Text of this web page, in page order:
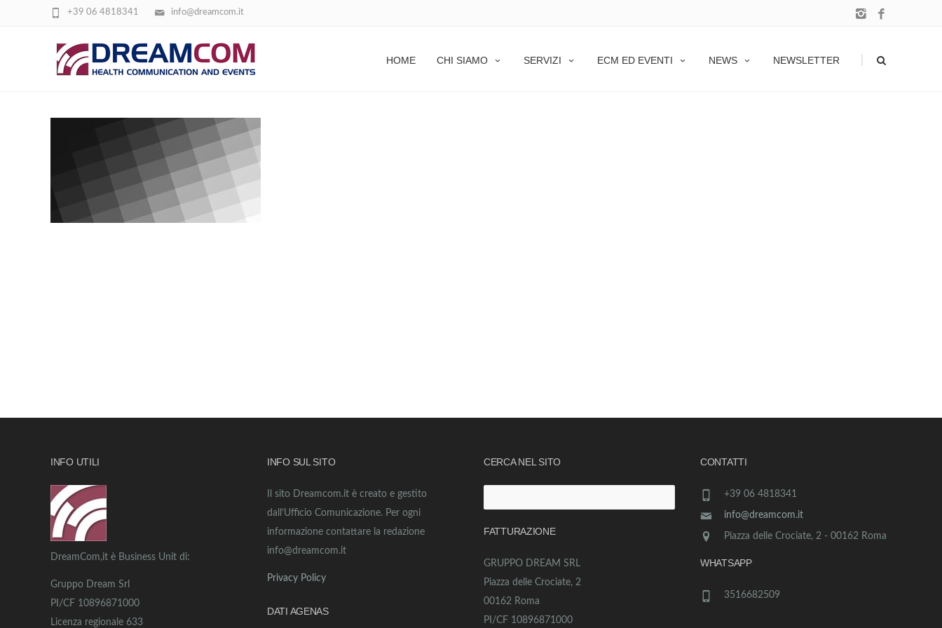
info@dreamcom.it
+39 06 4818341
HOME CHI SIAMO SERVIZI ECM ED EVENTI NEWS NEWSLETTER
SFONDO SCACCHI
INFO UTILI
DreamCom,it è Business Unit di:
Gruppo Dream Srl
PI/CF 10896871000
Licenza regionale 633
INFO SUL SITO
Il sito Dreamcom.it è creato e gestito
dall’Ufficio Comunicazione. Per ogni
informazione contattare la redazione
info@dreamcom.it
Privacy Policy
DATI AGENAS
CERCA NEL SITO
per:
FATTURAZIONE
GRUPPO DREAM SRL
Piazza delle Crociate, 2
00162 Roma
PI/CF 10896871000
CONTATTI
+39 06 4818341
info@dreamcom.it
Piazza delle Crociate, 2 - 00162 Roma
WHATSAPP
3516682509